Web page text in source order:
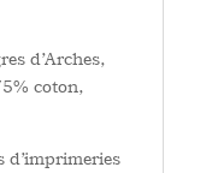
d’Arches,
coton,
d’imprimeries